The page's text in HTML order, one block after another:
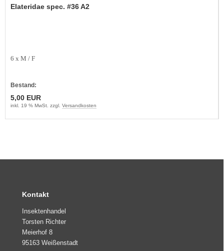
Elateridae spec. #36 A2
6 x M / F
Bestand:
5,00 EUR
inkl. 19 % MwSt. zzgl. Versandkosten
Kontakt
Insektenhandel
Torsten Richter
Meierhof 8
95163 Weißenstadt